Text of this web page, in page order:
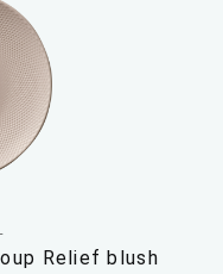
Relief blush